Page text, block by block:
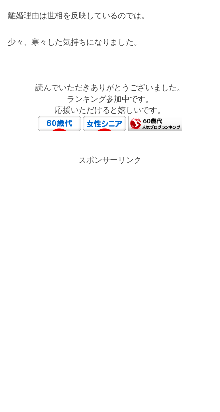
離婚理由は世相を反映しているのでは。
少々、寒々した気持ちになりました。
読んでいただきありがとうございました。
ランキング参加中です。
応援いただけると嬉しいです。
スポンサーリンク